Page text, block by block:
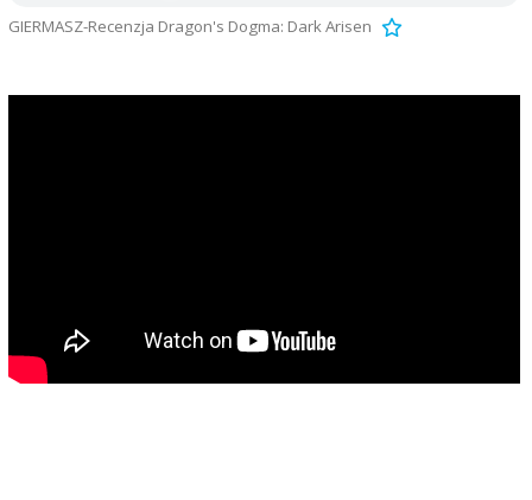
GIERMASZ-Recenzja Dragon's Dogma: Dark Arisen